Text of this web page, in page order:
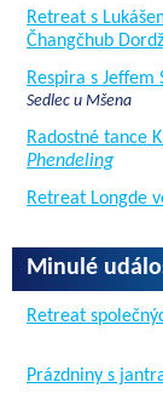
Retreat s
Čhangčhub
Respira s Jeffem
Sedlec u Mšena
Radostné tance
Phendeling
Retreat Longde
Minulé
Retreat
Prázdniny s